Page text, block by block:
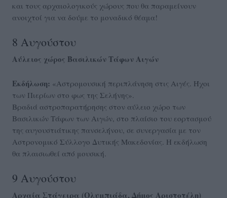
και τους αρχαιολογικούς χώρους που θα παραμείνουν
ανοιχτοί για να δούμε το μοναδικό θέαμα!
8 Αυγούστου
Αύλειος χώρος Βασιλικών Τάφων Αιγών
Εκδήλωση: «Αστρομουσική περιπλάνηση στις Αιγές. Ήχοι
των Πιερίων στο φως της Σελήνης».
Βραδιά αστροπαρατήρησης στον αύλειο χώρο των
Βασιλικών Τάφων των Αιγών, στο πλαίσιο του εορτασμού
της αυγουστιάτικης πανσελήνου, σε συνεργασία με τον
Αστρονομικό Σύλλογο Δυτικής Μακεδονίας. Η εκδήλωση
θα πλαισιωθεί από μουσική.
9 Αυγούστου
Αρχαία Στάγειρα (Ολυμπιάδα, Δήμος Αριστοτέλη)